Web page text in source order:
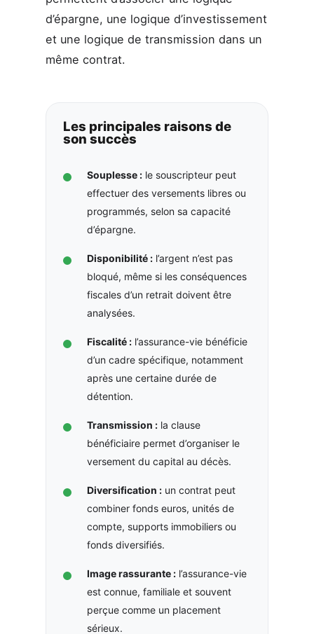
d’épargne, une logique d’investissement
et une logique de transmission dans un
même contrat.
Les principales raisons de
son succès
Souplesse :le souscripteur peut
effectuer des versements libres ou
programmés, selon sa capacité
d’épargne.
Disponibilité :l’argent n’est pas
bloqué, même si les conséquences
fiscales d’un retrait doivent être
analysées.
Fiscalité :l’assurance-vie bénéficie
d’un cadre spécifique, notamment
après une certaine durée de
détention.
Transmission :la clause
bénéficiaire permet d’organiser le
versement du capital au décès.
Diversification :un contrat peut
combiner fonds euros, unités de
compte, supports immobiliers ou
fonds diversifiés.
Image rassurante :l’assurance-vie
est connue, familiale et souvent
perçue comme un placement
sérieux.